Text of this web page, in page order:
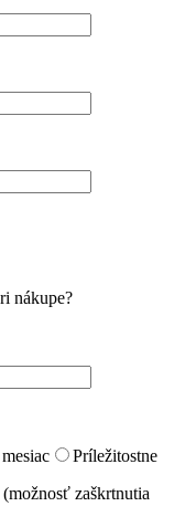
nákupe?
Príležitostne
zaškrtnutia